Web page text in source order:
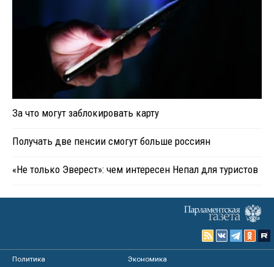
За что могут заблокировать карту
Получать две пенсии смогут больше россиян
«Не только Эверест»: чем интересен Непал для туристов
Политика
Экономика